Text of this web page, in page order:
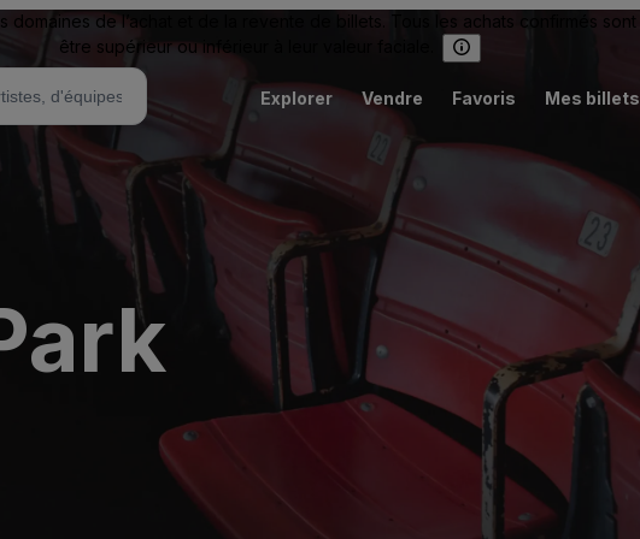
domaines de l’achat et de la revente de billets. Tous les achats confirmés sont
être supérieur ou inférieur à leur valeur faciale.
Explorer Vendre Favoris Mes billets